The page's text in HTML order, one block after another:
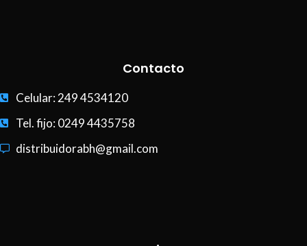
Contacto
Celular: 249 4534120
Tel. fijo: 0249 4435758
distribuidorabh@gmail.com